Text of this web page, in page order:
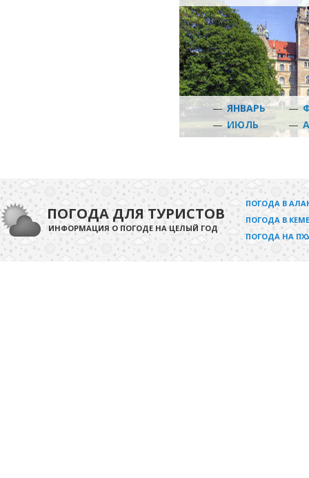
—ЯНВАРЬ —
— ИЮЛЬ —
ПОГОДА ДЛЯ ТУРИСТОВ
ИНФОРМАЦИЯ О ПОГОДЕ НА ЦЕЛЫЙ ГОД
ПОГОДА В
ПОГОДА В
ПОГОДА НА